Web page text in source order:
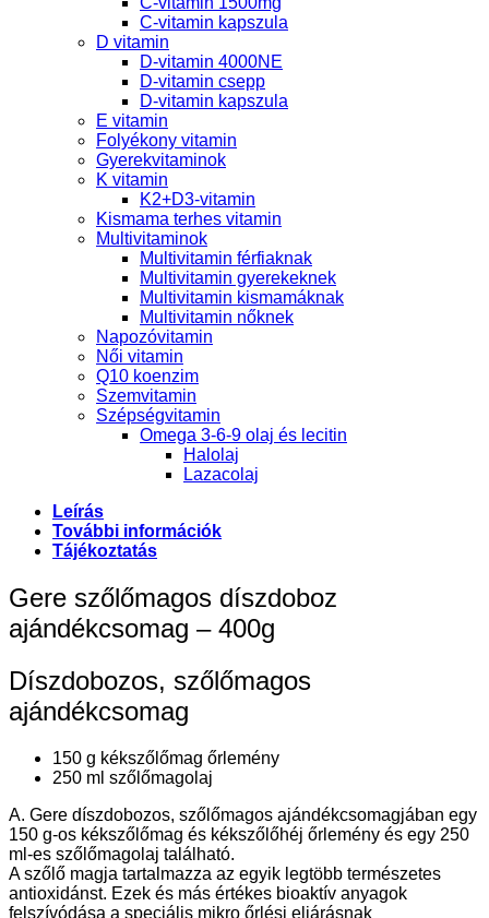
C-vitamin kapszula
D vitamin
D-vitamin 4000NE
D-vitamin csepp
D-vitamin kapszula
E vitamin
Folyékony vitamin
Gyerekvitaminok
K vitamin
K2+D3-vitamin
Kismama terhes vitamin
Multivitaminok
Multivitamin férfiaknak
Multivitamin gyerekeknek
Multivitamin kismamáknak
Multivitamin nőknek
Napozóvitamin
Női vitamin
Q10 koenzim
Szemvitamin
Szépségvitamin
Omega 3-6-9 olaj és lecitin
Halolaj
Lazacolaj
Leírás
További információk
Tájékoztatás
Gere szőlőmagos díszdoboz
ajándékcsomag – 400g
Díszdobozos, szőlőmagos
ajándékcsomag
150 g kékszőlőmag őrlemény
250 ml szőlőmagolaj
A. Gere díszdobozos, szőlőmagos ajándékcsomagjában egy
150 g-os kékszőlőmag és kékszőlőhéj őrlemény és egy 250
ml-es szőlőmagolaj található.
A szőlő magja tartalmazza az egyik legtöbb természetes
antioxidánst. Ezek és más értékes bioaktív anyagok
felszívódása a speciális mikro őrlési eljárásnak